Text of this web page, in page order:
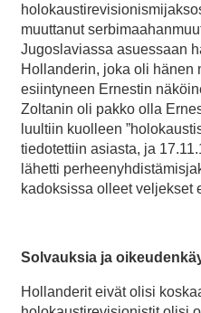
muuttanut
Jugoslaviassa asuessaan
Hollanderin, joka oli hänen
esiintyneen Ernestin
Zoltanin oli pakko olla
luultiin kuolleen
tiedotettiin asiasta, ja
lähetti
kadoksissa olleet veljekset
Solvauksia ja
Hollanderit eivät olisi